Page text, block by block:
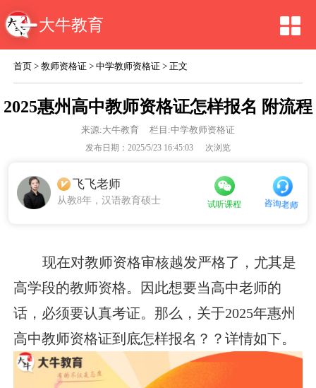
大牛教育
首页 >教师资格证 >中学教师资格证 > 正文
2025惠州高中教师资格证怎样报名 附流程
来源:大牛教育 栏目:中学教师资格证
发布日期：2025/5/23 16:45:03 次浏览
飞飞老师
从教8年，汉语教育硕士 试听课程 咨询老师
现在对教师资格审核越发严格了，尤其是
高学段的教师资格。因此想要当高中老师的
话，必须要认真考证。那么，关于2025年惠州
高中教师资格证到底怎样报名？？详情如下。